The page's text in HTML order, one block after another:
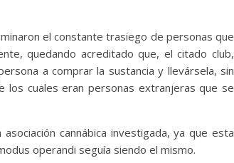
el constante trasiego de personas que
quedando acreditado que, el citado club,
a comprar la sustancia y llevársela, sin
los cuales eran personas extranjeras que se
cannábica investigada, ya que esta
operandi seguía siendo el mismo.